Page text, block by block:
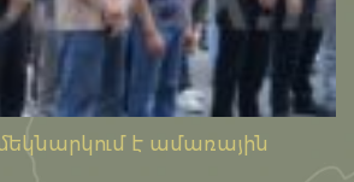
է ամառային